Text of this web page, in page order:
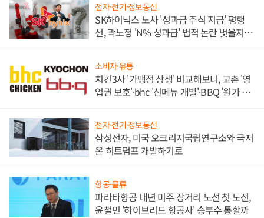
전자·전기·정보통신
SK하이닉스 노사 '성과급 주식 지급' 평행
선, 곽노정 'N% 성과급' 법적 논란 벗을지 주
소비자·유통
치킨3사 '가맹점 상생' 비교해보니, 교촌 '영
업권 보호'·bhc '신메뉴 개발'·BBQ '원가 부
전자·전기·정보통신
삼성전자, 미국 오크리지국립연구소와 극저
온 히트펌프 개발하기로
항공·물류
파라타항공 내년 미주 장거리 노선 첫 도전,
윤철민 '하이브리드 항공사' 승부수 통할까